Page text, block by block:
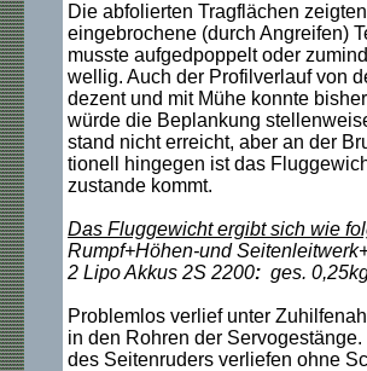
Die abfolierten Tragflächen
eingebrochene (durch Angreifen)
musste aufgedpoppelt oder
wellig. Auch der Profilverlauf von
dezent und mit Mühe konnte
würde die Beplankung
stand nicht erreicht, aber an der
tionell hingegen ist das
zustande kommt.
Das Fluggewicht ergibt sich wie
Rumpf+Höhen-und
2 Lipo Akkus 2S 2200: ges.
Problemlos verlief unter
in den Rohren der
des Seitenruders verliefen ohne